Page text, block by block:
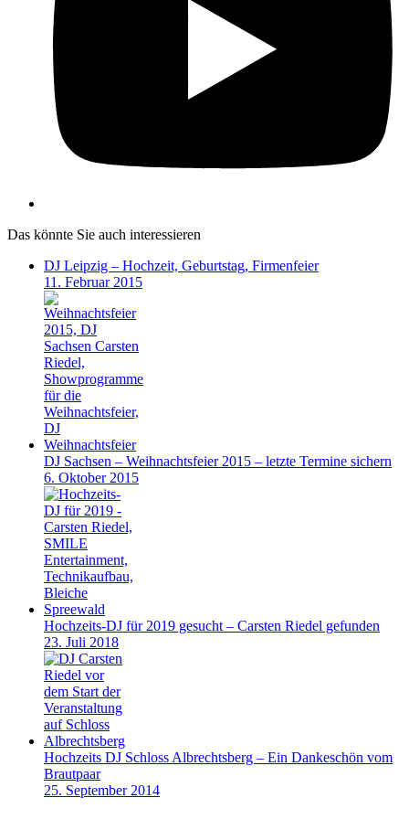
Das könnte Sie auch interessieren
DJ Leipzig – Hochzeit, Geburtstag, Firmenfeier
11. Februar 2015
DJ Sachsen – Weihnachtsfeier 2015 – letzte Termine sichern
6. Oktober 2015
Hochzeits-DJ für 2019 gesucht – Carsten Riedel gefunden
23. Juli 2018
Hochzeits DJ Schloss Albrechtsberg – Ein Dankeschön vom
Brautpaar
25. September 2014